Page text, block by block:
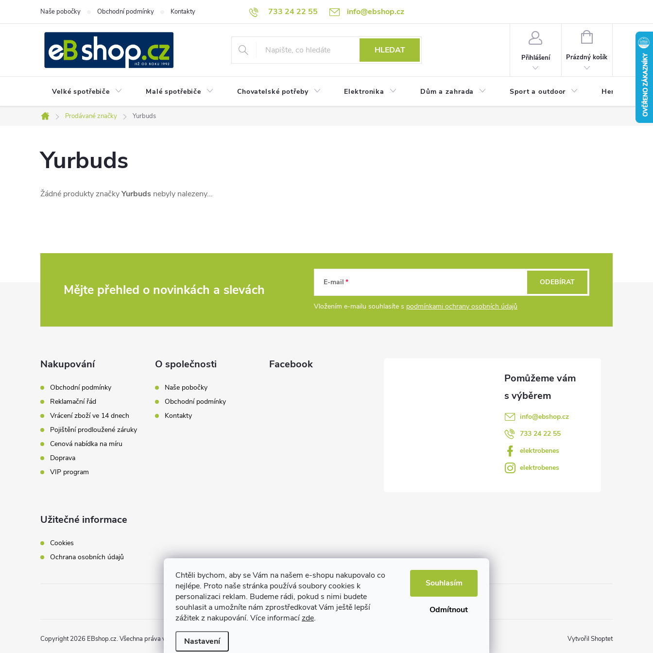
Chtěli bychom, aby se Vám na našem e-shopu nakupovalo co
nejlépe. Proto naše stránka používá soubory cookies k
personalizaci reklam. Budeme rádi, pokud s nimi budete
souhlasit a umožníte nám zprostředkovat Vám ještě lepší
zážitek z nakupování. Více informacízde.
Nastavení
Souhlasím
Odmítnout
733 24 22 55 info@ebshop.cz
Naše pobočky Obchodní podmínky Kontakty
HLEDAT
Přihlášení
NÁKUPNÍ
Prázdný košík
Velké spotřebiče Malé spotřebiče Chovatelské potřeby Elektronika Dům a zahrada Sport a outdoor Herní zóna
Domů
Prodávané značky Yurbuds
Yurbuds
Žádné produkty značkyYurbuds nebyly nalezeny...
Mějte přehled o novinkách a slevách E-mail
Vložením e-mailu souhlasíte s podmínkami ochrany osobních údajů
ODEBÍRAT
Nakupování
Obchodní podmínky
Reklamační řád
Vrácení zboží ve 14 dnech
Pojištění prodloužené záruky
Cenová nabídka na míru
Doprava
VIP program
O společnosti
Naše pobočky
Obchodní podmínky
Kontakty
Facebook
info@ebshop.cz
733 24 22 55
elektrobenes
elektrobenes
Užitečné informace
Cookies
Ochrana osobních údajů
Vytvořil Shoptet
Copyright 2026 EBshop.cz. Všechna práva vyhrazena.